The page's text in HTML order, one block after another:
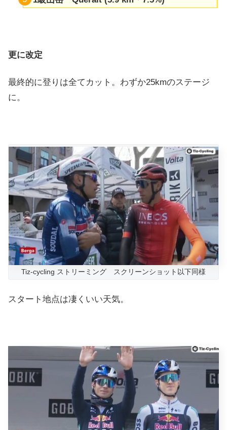
更に改定
最終的に登りは全てカット。わずか25kmのステージ
に。
Tiz-cycling ストリーミング スクリーンショット以下同様
スタート地点は凄くいい天気。